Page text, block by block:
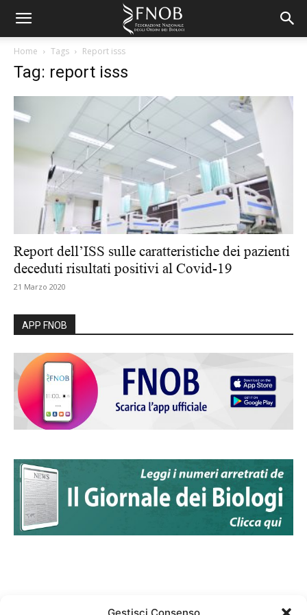
Home Tags Report isss
Tag: report isss
Report dell’ISS sulle caratteristiche dei pazienti
deceduti risultati positivi al Covid-19
21 Marzo 2020
APP FNOB